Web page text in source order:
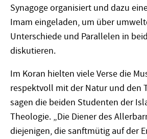
Synagoge organisiert und dazu
Imam eingeladen, um über
Unterschiede und Parallelen in
diskutieren.
Im Koran hielten viele Verse die
respektvoll mit der Natur und den
sagen die beiden Studenten der
Theologie. „Die Diener des
diejenigen, die sanftmütig auf der